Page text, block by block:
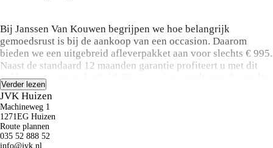
Bij Janssen Van Kouwen begrijpen we hoe belangrijk
gemoedsrust is bij de aankoop van een occasion. Daarom
bieden we een uitgebreid afleverpakket aan voor slechts € 995.
Naast de standaard 12 maanden garantie profiteert u met dit
pakket van extra zekerheid. Uw occasion wordt grondig onder
handen genomen met een uitgebreide onderhoudsbeurt, 12
maanden overdraagbare garantie, pechhulp in heel Europa,
nieuwe APK, een kwaliteitscontrole op meer dan 100 punten,
een gedetailleerde poetsbeurt en een complete interieur
reiniging. Hiermee voorkomen we onverwachte
Verder lezen
JVK Huizen
Machineweg 1
1271EG Huizen
Route plannen
035 52 888 52
info@jvk.nl